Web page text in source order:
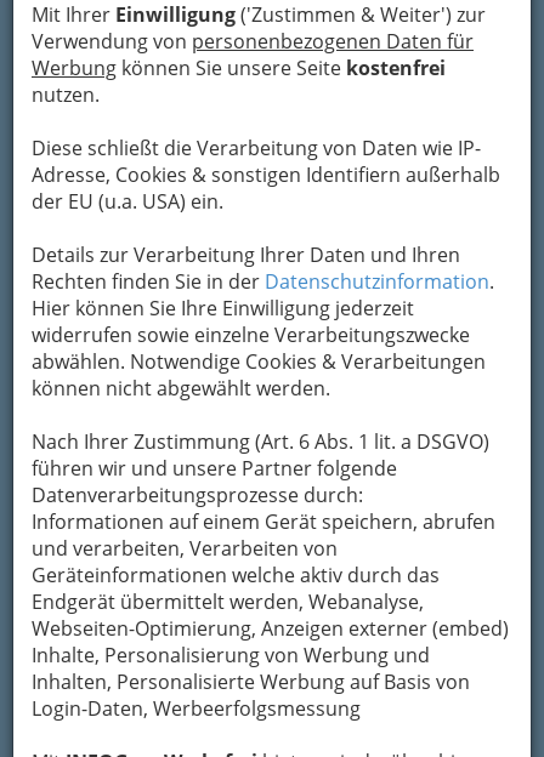
Mit Ihrer Einwilligung('Zustimmen & Weiter') zur
Verwendung von personenbezogenen Daten für
Werbung können Sie unsere Seite kostenfrei
nutzen.
Diese schließt die Verarbeitung von Daten wie IP-
Adresse, Cookies & sonstigen Identifiern außerhalb
der EU (u.a. USA) ein.
Details zur Verarbeitung Ihrer Daten und Ihren
Rechten finden Sie in der Datenschutzinformation.
Hier können Sie Ihre Einwilligung jederzeit
widerrufen sowie einzelne Verarbeitungszwecke
abwählen. Notwendige Cookies & Verarbeitungen
können nicht abgewählt werden.
Nach Ihrer Zustimmung (Art. 6 Abs. 1 lit. a DSGVO)
führen wir und unsere Partner folgende
Datenverarbeitungsprozesse durch:
Informationen auf einem Gerät speichern, abrufen
und verarbeiten, Verarbeiten von
Geräteinformationen welche aktiv durch das
Endgerät übermittelt werden, Webanalyse,
Webseiten-Optimierung, Anzeigen externer (embed)
Inhalte, Personalisierung von Werbung und
Inhalten, Personalisierte Werbung auf Basis von
Login-Daten, Werbeerfolgsmessung
Karte
Adresse mit Google Maps anschauen
Navigation
Buch & Musik
Essen & Trinken Graz - steirisch oder
international
Erotik-Shop - Gegen die
Beziehungskrise?
Fotoausarbeitung
Fotografie - Bilder als
wunderschönes Geschenk